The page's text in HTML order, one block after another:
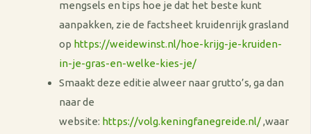
mengsels en tips hoe je dat het beste kunt
aanpakken, zie de factsheet kruidenrijk grasland
op https://weidewinst.nl/hoe-krijg-je-kruiden-
in-je-gras-en-welke-kies-je/
Smaakt deze editie alweer naar grutto’s, ga dan
naar de
website: https://volg.keningfanegreide.nl/,waar